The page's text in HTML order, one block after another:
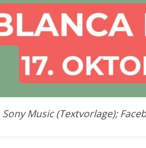
Sony Music (Textvorlage);